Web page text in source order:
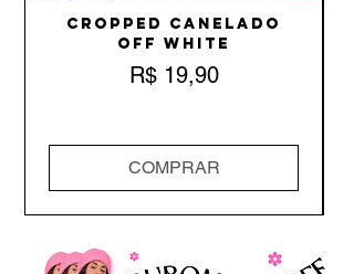
Cropped Canelado
Off White
Preço
R$ 19,90
COMPRAR